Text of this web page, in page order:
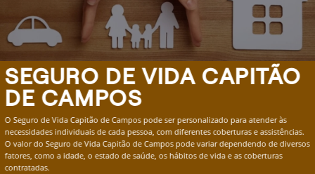
SEGURO DE VIDA CAPITÃO
DE CAMPOS
O Seguro de Vida Capitão de Campos pode ser personalizado para atender às
necessidades individuais de cada pessoa, com diferentes coberturas e assistências.
O valor do Seguro de Vida Capitão de Campos pode variar dependendo de diversos
fatores, como a idade, o estado de saúde, os hábitos de vida e as coberturas
contratadas.